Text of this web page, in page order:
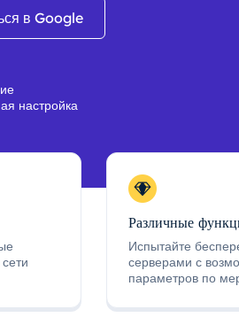
в Google
настройка
Различные
Испытайте
серверами с
параметров по